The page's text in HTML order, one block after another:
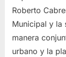
Roberto
Municipal y la
manera
urbano y la